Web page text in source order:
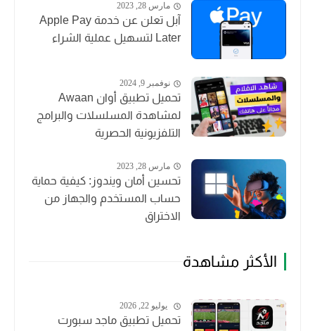
مارس 28, 2023
آبل تعلن عن خدمة Apple Pay
Later لتسهيل عملية الشراء
نوفمبر 9, 2024
تحميل تطبيق أوان Awaan
لمشاهدة المسلسلات والبرامج
التلفزيونية الحصرية
مارس 28, 2023
تحسين أمان ويندوز: كيفية حماية
حساب المستخدم والجهاز من
الاختراق
الأكثر مشاهدة
يوليو 22, 2026
تحميل تطبيق ماجد سبورت